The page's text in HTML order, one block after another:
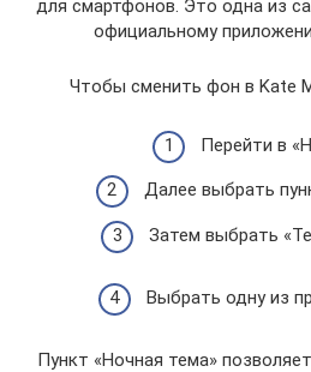
для смартфонов. Это одна из
официальному
Чтобы сменить фон в Kate
Перейти в
Далее выбрать
Затем выбрать
Выбрать одну из
Пункт «Ночная тема»